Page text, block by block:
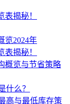
表揭秘！
览2024年
表揭秘！
概览与节省策略
什么？
高与最低库存策